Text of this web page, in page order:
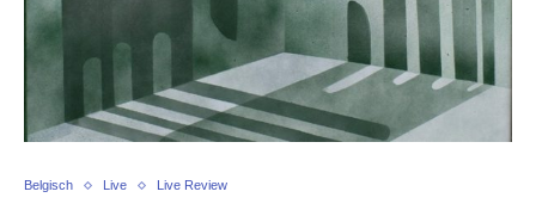
Belgisch Live Live Review